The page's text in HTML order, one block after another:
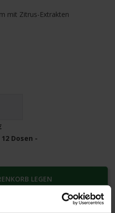
mit Zitrus-Extrakten
Dosen -
LEGEN